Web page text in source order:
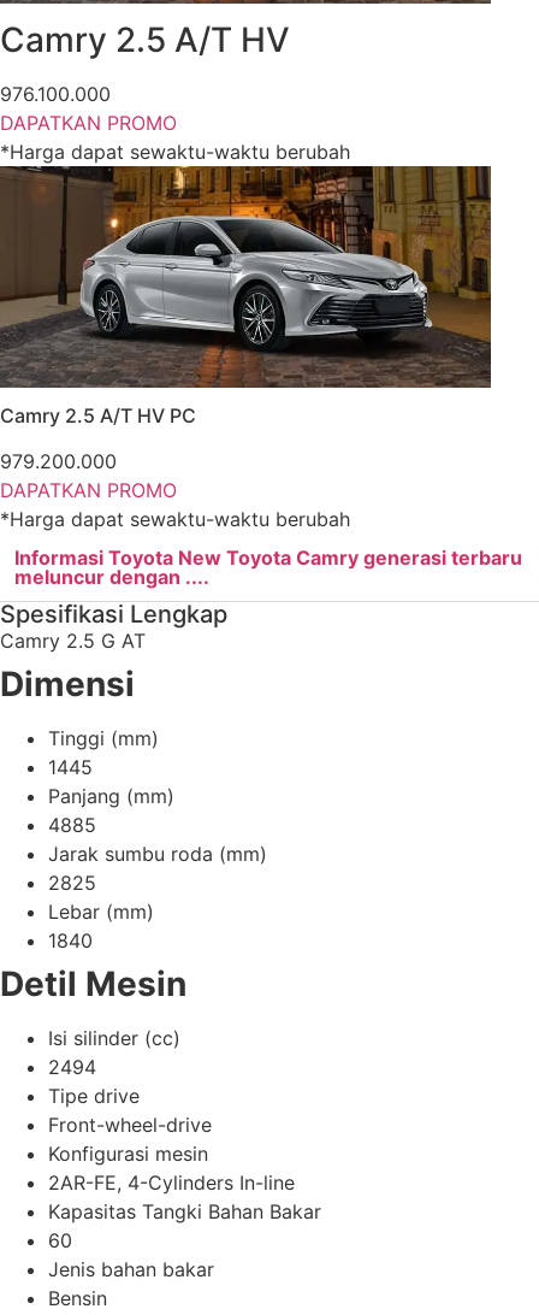
Camry 2.5 A/T HV
976.100.000
DAPATKAN PROMO
*Harga dapat sewaktu-waktu berubah
Camry 2.5 A/T HV PC
979.200.000
DAPATKAN PROMO
*Harga dapat sewaktu-waktu berubah
Informasi Toyota New Toyota Camry generasi terbaru
meluncur dengan ....
Spesifikasi Lengkap
Camry 2.5 G AT
Dimensi
Tinggi (mm)
1445
Panjang (mm)
4885
Jarak sumbu roda (mm)
2825
Lebar (mm)
1840
Detil Mesin
Isi silinder (cc)
2494
Tipe drive
Front-wheel-drive
Konfigurasi mesin
2AR-FE, 4-Cylinders In-line
Kapasitas Tangki Bahan Bakar
60
Jenis bahan bakar
Bensin